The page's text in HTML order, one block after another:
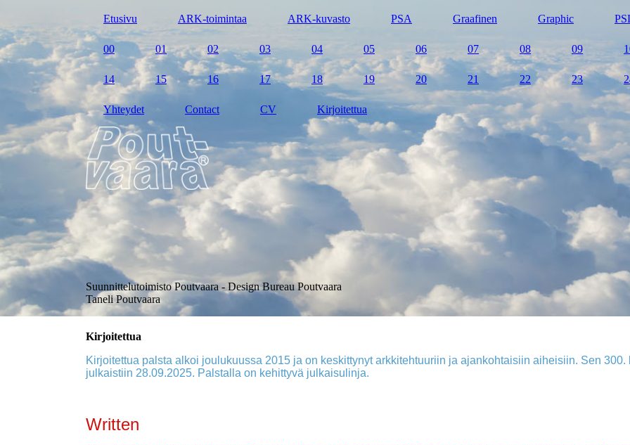
Etusivu ARK-toimintaa ARK-kuvasto PSA Graafinen Graphic
00 01 02 03 04 05 06 07 08 09
14 15 16 17 18 19 20 21 22 23
Yhteydet Contact CV Kirjoitettua
Suunnittelutoimisto Poutvaara - Design Bureau Poutvaara
Taneli Poutvaara
Kirjoitettua
Kirjoitettua palsta alkoi joulukuussa 2015 ja on keskittynyt arkkitehtuuriin ja ajankohtaisiin aiheisiin. Sen 300.
julkaistiin 28.09.2025. Palstalla on kehittyvä julkaisulinja.
Written